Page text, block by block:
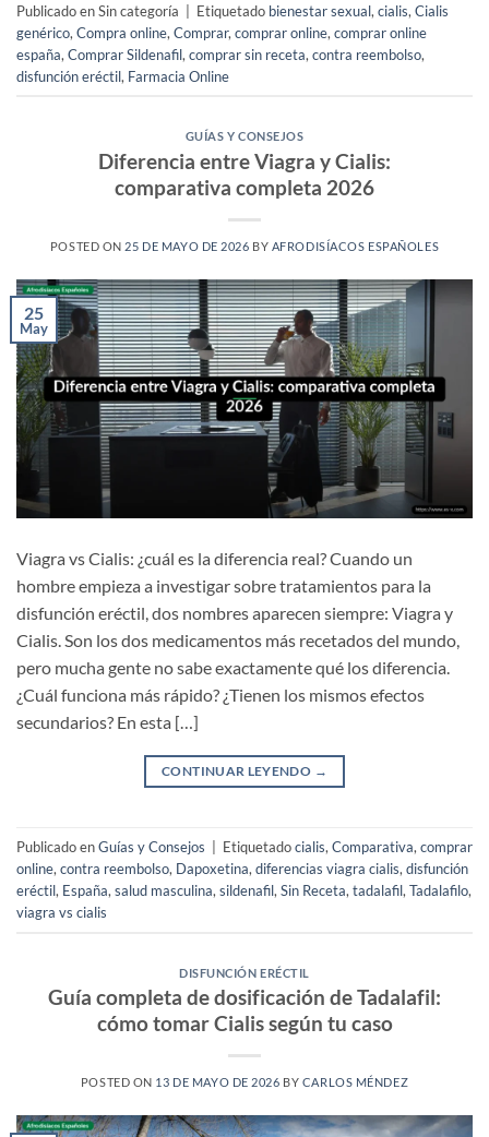
Publicado en Sin categoría Etiquetado bienestar sexual, cialis, Cialis
genérico, Compra online, Comprar, comprar online, comprar online
españa, Comprar Sildenafil, comprar sin receta, contra reembolso,
disfunción eréctil, Farmacia Online
GUÍAS Y CONSEJOS
Diferencia entre Viagra y Cialis:
comparativa completa 2026
POSTED ON 25 DE MAYO DE 2026 BY AFRODISÍACOS ESPAÑOLES
25
May
Viagra vs Cialis: ¿cuál es la diferencia real? Cuando un
hombre empieza a investigar sobre tratamientos para la
disfunción eréctil, dos nombres aparecen siempre: Viagra y
Cialis. Son los dos medicamentos más recetados del mundo,
pero mucha gente no sabe exactamente qué los diferencia.
¿Cuál funciona más rápido? ¿Tienen los mismos efectos
secundarios? En esta […]
CONTINUAR LEYENDO →
Publicado enGuías y Consejos Etiquetadocialis, Comparativa, comprar
online, contra reembolso, Dapoxetina, diferencias viagra cialis, disfunción
eréctil, España, salud masculina, sildenafil, Sin Receta, tadalafil, Tadalafilo,
viagra vs cialis
DISFUNCIÓN ERÉCTIL
Guía completa de dosificación de Tadalafil:
cómo tomar Cialis según tu caso
POSTED ON 13 DE MAYO DE 2026 BY CARLOS MÉNDEZ